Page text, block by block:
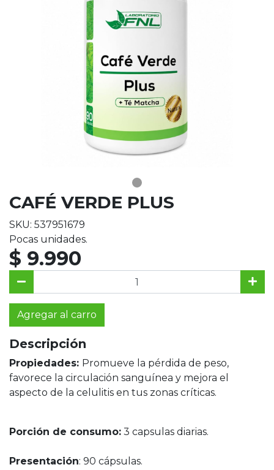
CAFÉ VERDE PLUS
SKU: 537951679
Pocas unidades.
$ 9.990
Agregar al carro
Descripción
Propiedades: Promueve la pérdida de peso,
favorece la circulación sanguínea y mejora el
aspecto de la celulitis en tus zonas críticas.
Porción de consumo: 3 capsulas diarias.
Presentación: 90 cápsulas.